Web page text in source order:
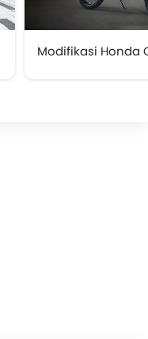
Modifikasi Honda